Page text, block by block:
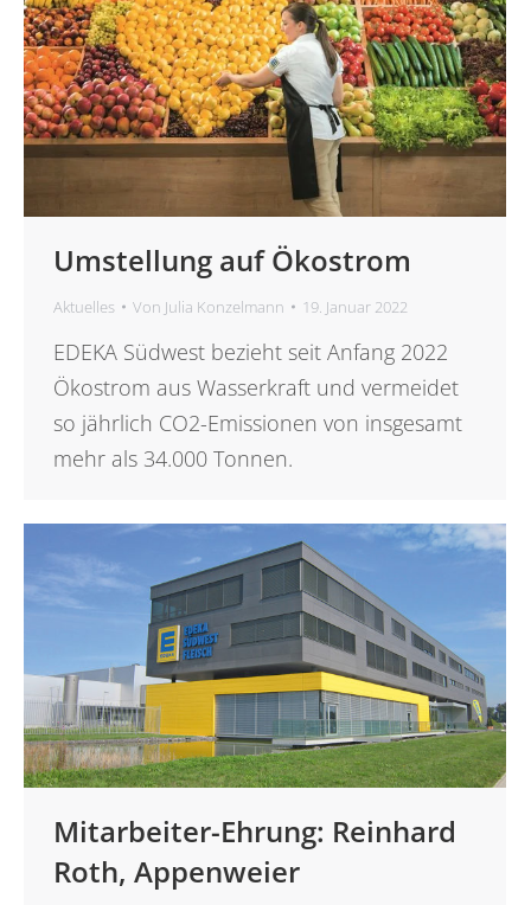
Umstellung auf Ökostrom
Aktuelles Von Julia Konzelmann 19. Januar 2022
EDEKA Südwest bezieht seit Anfang 2022
Ökostrom aus Wasserkraft und vermeidet
so jährlich CO2-Emissionen von insgesamt
mehr als 34.000 Tonnen.
Mitarbeiter-Ehrung: Reinhard
Roth, Appenweier